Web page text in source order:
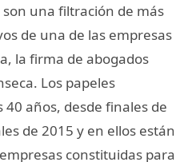
son una filtración de más
de una de las empresas
la firma de abogados
Los papeles
años, desde finales de
de 2015 y en ellos están
constituidas para